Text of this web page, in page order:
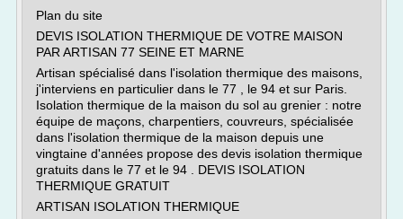
Plan du site
DEVIS ISOLATION THERMIQUE DE VOTRE MAISON
PAR ARTISAN 77 SEINE ET MARNE
Artisan spécialisé dans l'isolation thermique des maisons,
j'interviens en particulier dans le 77 , le 94 et sur Paris.
Isolation thermique de la maison du sol au grenier : notre
équipe de maçons, charpentiers, couvreurs, spécialisée
dans l'isolation thermique de la maison depuis une
vingtaine d'années propose des devis isolation thermique
gratuits dans le 77 et le 94 . DEVIS ISOLATION
THERMIQUE GRATUIT
ARTISAN ISOLATION THERMIQUE